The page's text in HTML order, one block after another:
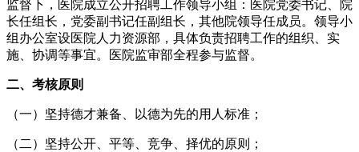
监督下，医院成立公开招聘工作领导小组：医院党委书记、院
长任组长，党委副书记任副组长，其他院领导任成员。领导小
组办公室设医院人力资源部，具体负责招聘工作的组织、实
施、协调等事宜。医院监审部全程参与监督。
二、考核原则
（一）坚持德才兼备、以德为先的用人标准；
（二）坚持公开、平等、竞争、择优的原则；